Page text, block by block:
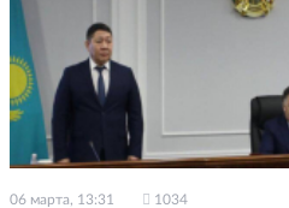
06 марта, 13:31 1034